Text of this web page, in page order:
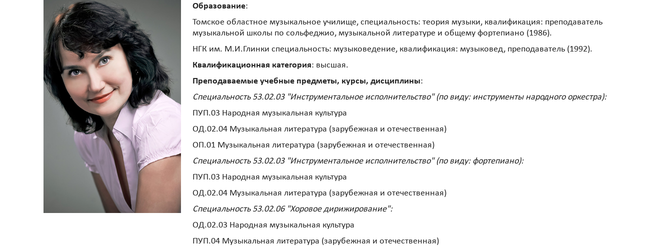
Образование:
Томское областное музыкальное училище, специальность: теория музыки, квалификация: преподаватель
музыкальной школы по сольфеджио, музыкальной литературе и общему фортепиано (1986).
НГК им. М.И.Глинки специальность: музыковедение, квалификация: музыковед, преподаватель (1992).
Квалификационная категория: высшая.
Преподаваемые учебные предметы, курсы, дисциплины:
Специальность 53.02.03 "Инструментальное исполнительство" (по виду: инструменты народного оркестра):
ПУП.03 Народная музыкальная культура
ОД.02.04 Музыкальная литература (зарубежная и отечественная)
ОП.01 Музыкальная литература (зарубежная и отечественная)
Специальность 53.02.03 "Инструментальное исполнительство" (по виду: фортепиано):
ПУП.03 Народная музыкальная культура
ОД.02.04 Музыкальная литература (зарубежная и отечественная)
Специальность 53.02.06 "Хоровое дирижирование":
ОД.02.03 Народная музыкальная культура
ПУП.04 Музыкальная литература (зарубежная и отечественная)